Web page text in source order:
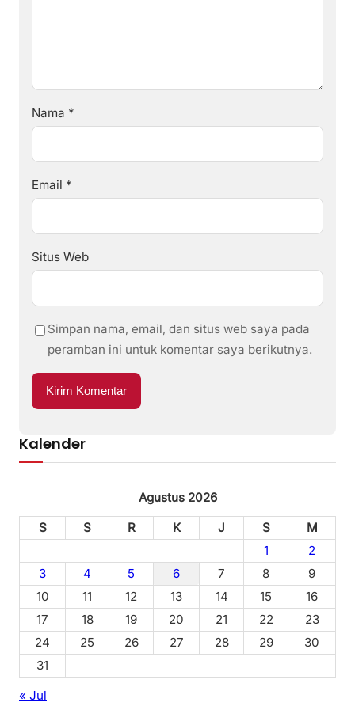
Nama *
Email *
Situs Web
Simpan nama, email, dan situs web saya pada
peramban ini untuk komentar saya berikutnya.
Kalender
Agustus 2026
S
S R K J S
M
1
2
3
4 5 6 7 8
9
10
11 12 13 14 15
16
17
18 19 20 21 22
23
24
25 26 27 28 29
30
31
« Jul